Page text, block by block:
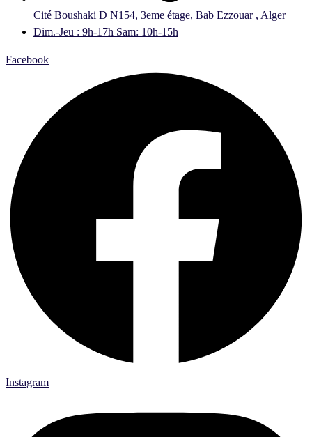
Cité Boushaki D N154, 3eme étage, Bab Ezzouar , Alger
Dim.-Jeu : 9h-17h Sam: 10h-15h
Facebook
Instagram